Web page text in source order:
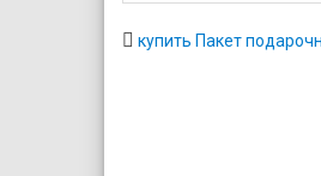
купить Пакет